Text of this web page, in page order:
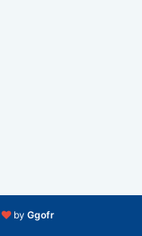
by Ggofr